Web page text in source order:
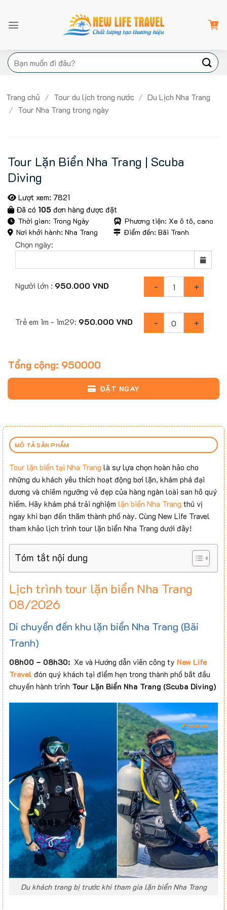
nội
Tìm
kiếm:
Trang chủ / Tour du lịch trong nước / Du Lịch Nha Trang
/ Tour Nha Trang trong ngày
Tour Lặn Biển Nha Trang | Scuba
Diving
Lượt xem: 7821
Đã có 105 đơn hàng được đặt
Thời gian: Trong Ngày
Phương tiện: Xe ô tô, cano
Nơi khởi hành: Nha Trang
Điểm đến: Bãi Tranh
Chọn ngày:
Người lớn : 950.000 VND
Trẻ em 1m - 1m29: 950.000 VND
Tổng cộng: 950000
ĐẶT NGAY
MÔ TẢ SẢN PHẨM
Tour lặn biển tại Nha Trang là sự lựa chọn hoàn hảo cho
những du khách yêu thích hoạt động bơi lặn, khám phá đại
dương và chiêm ngưỡng vẻ đẹp của hàng ngàn loài san hô quý
hiếm. Hãy khám phá trải nghiệm lặn biển Nha Trang thú vị
ngay khi bạn đến thăm thành phố này. Cùng New Life Travel
tham khảo lịch trình tour lặn biển Nha Trang dưới đây!
Tóm tắt nội dung
Lịch trình tour lặn biển Nha Trang
08/2026
Di chuyển đến khu lặn biển Nha Trang (Bãi
Tranh)
08h00 – 08h30: Xe và Hướng dẫn viên công ty New Life
Travel đón quý khách tại điểm hẹn trong thành phố bắt đầu
chuyến hành trình Tour Lặn Biển Nha Trang (Scuba Diving)
Du khách trang bị trước khi tham gia lặn biển Nha Trang